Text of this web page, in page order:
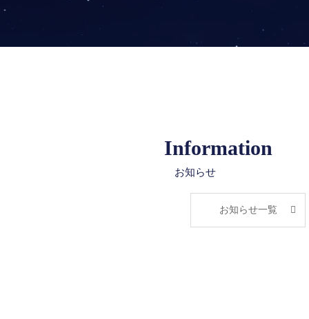
Information
お知らせ
お知らせ一覧